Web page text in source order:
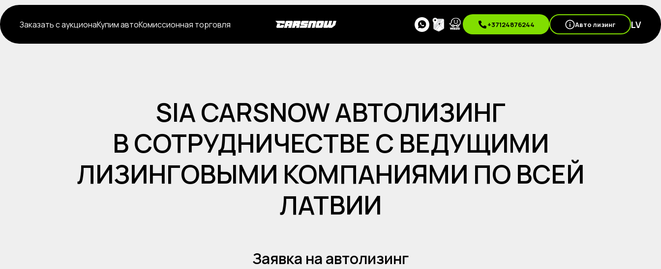
Заказать с аукционаКупим автоКомиссионная торговля +37124876244 Авто лизинг LV
SIA CARSNOW АВТОЛИЗИНГ
В СОТРУДНИЧЕСТВЕ С ВЕДУЩИМИ
ЛИЗИНГОВЫМИ КОМПАНИЯМИ ПО ВСЕЙ
ЛАТВИИ
Заявка на автолизинг